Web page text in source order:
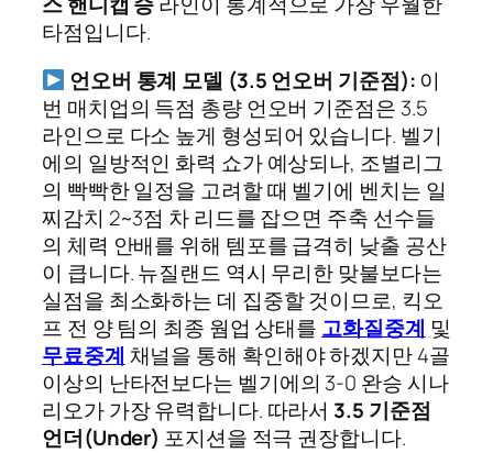
타점입니다.
언오버 통계 모델 (3.5 언오버 기준점):이
번 매치업의 득점 총량 언오버 기준점은 3.5
라인으로 다소 높게 형성되어 있습니다. 벨기
에의 일방적인 화력 쇼가 예상되나, 조별리그
의 빡빡한 일정을 고려할 때 벨기에 벤치는 일
찌감치 2~3점 차 리드를 잡으면 주축 선수들
의 체력 안배를 위해 템포를 급격히 낮출 공산
이 큽니다. 뉴질랜드 역시 무리한 맞불보다는
실점을 최소화하는 데 집중할 것이므로, 킥오
프 전 양 팀의 최종 웜업 상태를 고화질중계 및
무료중계 채널을 통해 확인해야 하겠지만 4골
이상의 난타전보다는 벨기에의 3-0 완승 시나
리오가 가장 유력합니다. 따라서 3.5 기준점
언더(Under) 포지션을 적극 권장합니다.